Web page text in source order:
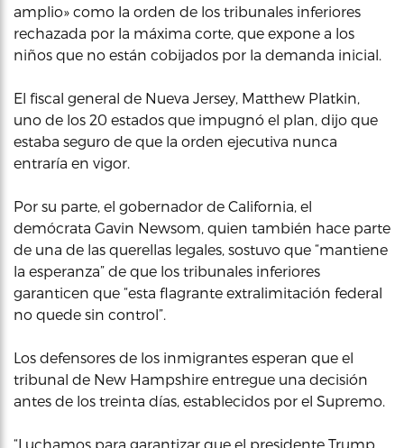
amplio» como la orden de los tribunales inferiores
rechazada por la máxima corte, que expone a los
niños que no están cobijados por la demanda inicial.
El fiscal general de Nueva Jersey, Matthew Platkin,
uno de los 20 estados que impugnó el plan, dijo que
estaba seguro de que la orden ejecutiva nunca
entraría en vigor.
Por su parte, el gobernador de California, el
demócrata Gavin Newsom, quien también hace parte
de una de las querellas legales, sostuvo que “mantiene
la esperanza” de que los tribunales inferiores
garanticen que “esta flagrante extralimitación federal
no quede sin control”.
Los defensores de los inmigrantes esperan que el
tribunal de New Hampshire entregue una decisión
antes de los treinta días, establecidos por el Supremo.
“Luchamos para garantizar que el presidente Trump